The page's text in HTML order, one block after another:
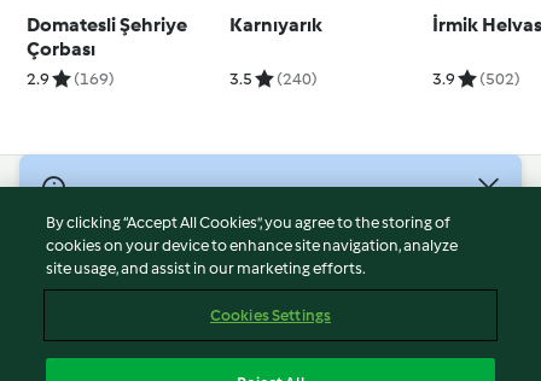
Domatesli Şehriye
Çorbası
2.9 (169)
Karnıyarık
3.5 (240)
İrmik
3.9 (502)
Hizmet Koşulları
Gizlilik Politikası
Firma Bilgileri
By clicking “Accept All Cookies”, you agree to the storing of
cookies on your device to enhance site navigation, analyze
site usage, and assist in our marketing efforts.
Cookies Settings